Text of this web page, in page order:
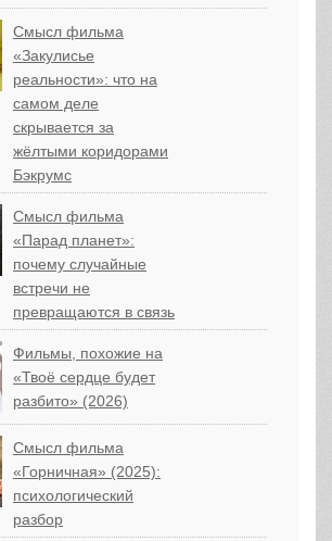
Смысл фильма
«Закулисье
реальности»: что на
самом деле
скрывается за
жёлтыми коридорами
Бэкрумс
Смысл фильма
«Парад планет»:
почему случайные
встречи не
превращаются в связь
Фильмы, похожие на
«Твоё сердце будет
разбито» (2026)
Смысл фильма
«Горничная» (2025):
психологический
разбор